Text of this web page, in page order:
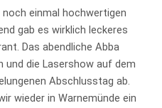
einmal hochwertigen
gab es wirklich leckeres
Das abendliche Abba
die Lasershow auf dem
Abschlusstag ab.
wieder in Warnemünde ein